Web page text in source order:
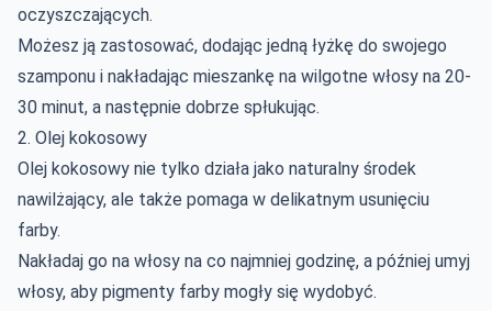
oczyszczających.
Możesz ją zastosować, dodając jedną łyżkę do swojego
szamponu i nakładając mieszankę na wilgotne włosy na 20-
30 minut, a następnie dobrze spłukując.
2. Olej kokosowy
Olej kokosowy nie tylko działa jako naturalny środek
nawilżający, ale także pomaga w delikatnym usunięciu
farby.
Nakładaj go na włosy na co najmniej godzinę, a później umyj
włosy, aby pigmenty farby mogły się wydobyć.